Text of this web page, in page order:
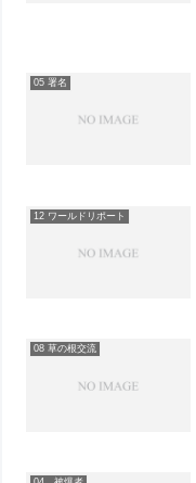
05 署名
12 ワールドリポート
08 草の根交流